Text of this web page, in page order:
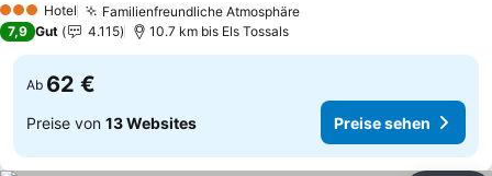
3 SterneHotel Familienfreundliche Atmosphäre
7,9 Gut 4.115 10.7 km bis Els Tossals
Ab 62 €
Preise von 13 Websites Preise sehen